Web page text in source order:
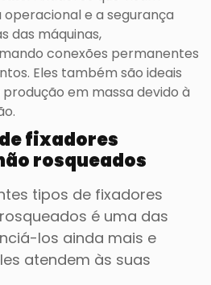
e a segurança
das máquinas,
conexões permanentes
Eles também são ideais
em massa devido à
fixadores
rosqueados
tipos de fixadores
é uma das
los ainda mais e
atendem às suas